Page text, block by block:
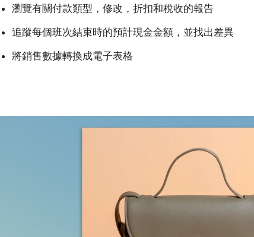
瀏覽有關付款類型，修改，折扣和稅收的報告
追蹤每個班次結束時的預計現金金額，並找出差異
將銷售數據轉換成電子表格